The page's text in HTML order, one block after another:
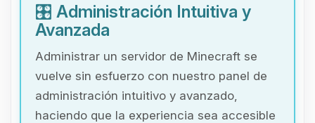
🎛️ Administración Intuitiva y
Avanzada
Administrar un servidor de Minecraft se
vuelve sin esfuerzo con nuestro panel de
administración intuitivo y avanzado,
haciendo que la experiencia sea accesible